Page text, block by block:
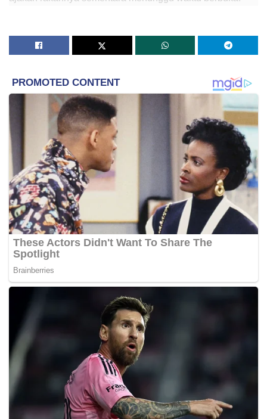
sempat membaling mercun yang sudah dinyalakan,
sebelum meletup pada tangannya.
Mangsa kemudian dikejarkan ke Hospital Kuala Kangsar
menggunakan ambulans sebelum dipindahkan ke Hospital
Taiping, kira-kira jam 9 malam tadi.